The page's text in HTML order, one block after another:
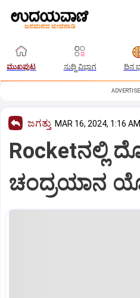
ಮುಖಪುಟ ಸುದ್ದಿ ವಿಭಾಗ ದಿನ
ಜಗತ್ತು MAR 16, 2024, 1:16
Rocketನಲ್ಲಿ
ಚಂದ್ರಯಾನ